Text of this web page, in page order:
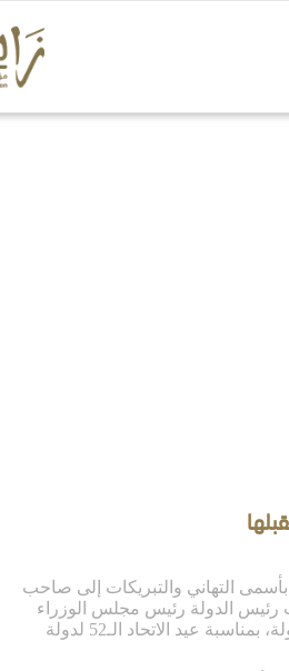
التهاني والتبريكات إلى صاحب
رئيس الدولة رئيس مجلس الوزراء
حاكم دبي "رعاه الله" وأصحاب السمو أعضاء المجلس الأعلى حكام الإمارات والشعب الإماراتي والمقيمين على أرض الدولة، بمناسبة عيد الاتحاد الـ52 لدولة